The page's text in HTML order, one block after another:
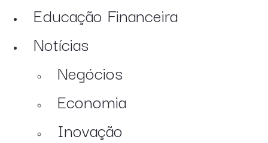
Educação Financeira
Notícias
Negócios
Economia
Inovação